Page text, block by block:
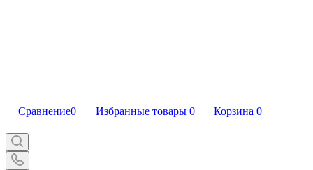
Сравнение0 Избранные товары 0 Корзина 0